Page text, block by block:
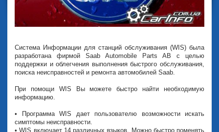
Система Информации для станций обслуживания (WIS) была
разработана фирмой Saab Automobile Parts AB с целью
поддержки и облегчения выполнения быстрого обслуживания,
поиска неисправностей и ремонта автомобилей Saab.
При помощи WIS Вы можете быстро найти необходимую
информацию.
• Программа WIS дает пользователю возможности искать
симптомы неисправности.
• WIS включает 14 различных языков. Можно быстро поменять